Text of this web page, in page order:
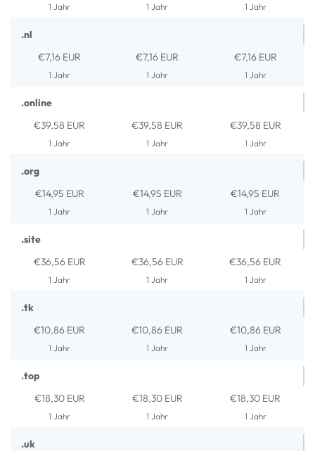
1 Jahr 1 Jahr 1 Jahr
.nl
€7,16 EUR
1 Jahr
€7,16 EUR
1 Jahr
€7,16 EUR
1 Jahr
.online
€39,58 EUR
1 Jahr
€39,58 EUR
1 Jahr
€39,58 EUR
1 Jahr
.org
€14,95 EUR
1 Jahr
€14,95 EUR
1 Jahr
€14,95 EUR
1 Jahr
.site
€36,56 EUR
1 Jahr
€36,56 EUR
1 Jahr
€36,56 EUR
1 Jahr
.tk
€10,86 EUR
1 Jahr
€10,86 EUR
1 Jahr
€10,86 EUR
1 Jahr
.top
€18,30 EUR
1 Jahr
€18,30 EUR
1 Jahr
€18,30 EUR
1 Jahr
.uk